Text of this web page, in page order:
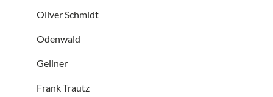
Oliver Schmidt
Odenwald
Gellner
Frank Trautz